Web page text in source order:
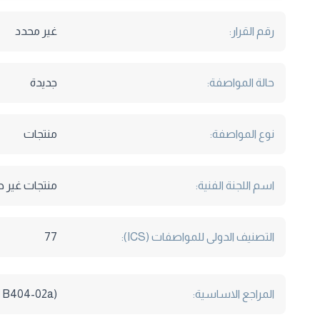
رقم القرار: غير محدد
حالة المواصفة: جديدة
نوع المواصفة: منتجات
اسم اللجنة الفنية: منتجات غير
التصنيف الدولى للمواصفات (ICS): 77
المراجع الاساسية: (ASTM B404-02a)